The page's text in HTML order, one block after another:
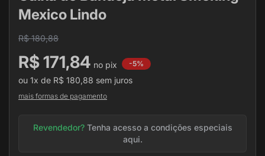
Mexico Lindo
R$ 180,88
R$ 171,84 -5%
ou 1x de R$ 180,88 sem juros
mais formas de pagamento
Revendedor?Tenha acesso a condições especiais
aqui.
imagens